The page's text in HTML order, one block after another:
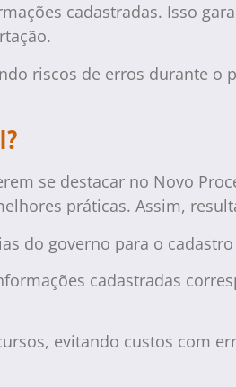
cadastradas. Isso
riscos de erros durante o
se destacar no Novo
práticas. Assim,
do governo para o
cadastradas
evitando custos com